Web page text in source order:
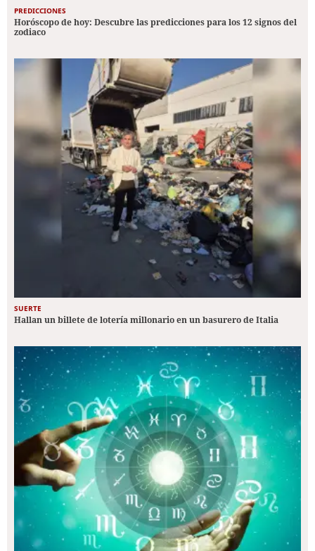
PREDICCIONES
Horóscopo de hoy: Descubre las predicciones para los 12 signos del
zodiaco
SUERTE
Hallan un billete de lotería millonario en un basurero de Italia